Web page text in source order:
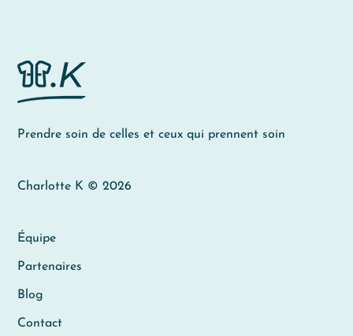
Prendre soin de celles et ceux qui prennent soin
Charlotte K © 2026
Équipe
Partenaires
Blog
Contact